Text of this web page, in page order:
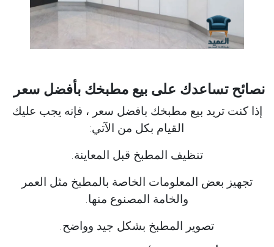
نصائح تساعدك على بيع مطبخك بأفضل سعر
إذا كنت تريد بيع مطبخك بافضل سعر ، فإنه يجب عليك
القيام بكل من الآتي:
تنظيف المطبخ قبل المعاينة.
تجهيز بعض المعلومات الخاصة بالمطبخ مثل العمر
والخامة المصنوع منها.
تصوير المطبخ بشكل جيد وواضح.